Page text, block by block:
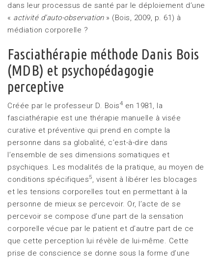
dans leur processus de santé par le déploiement d’une
« activité d’auto-observation » (Bois, 2009, p. 61) à
médiation corporelle ?
Fasciathérapie méthode Danis Bois
(MDB) et psychopédagogie
perceptive
Créée par le professeur D. Bois4 en 1981, la
fasciathérapie est une thérapie manuelle à visée
curative et préventive qui prend en compte la
personne dans sa globalité, c’est-à-dire dans
l’ensemble de ses dimensions somatiques et
psychiques. Les modalités de la pratique, au moyen de
conditions spécifiques5, visent à libérer les blocages
et les tensions corporelles tout en permettant à la
personne de mieux se percevoir. Or, l’acte de se
percevoir se compose d’une part de la sensation
corporelle vécue par le patient et d’autre part de ce
que cette perception lui révèle de lui-même. Cette
prise de conscience se donne sous la forme d’une